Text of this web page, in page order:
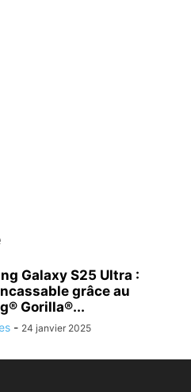
Galaxy S25 Ultra :
grâce au
Gorilla®...
- 24 janvier 2025